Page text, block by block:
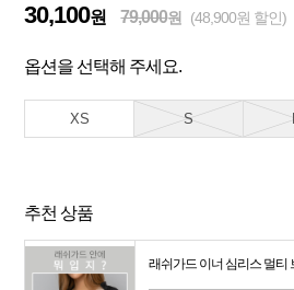
30,100원 79,000원 (48,900원 할인)
옵션을 선택해 주세요.
XS S
추천 상품
래쉬가드 이너 심리스 멀티